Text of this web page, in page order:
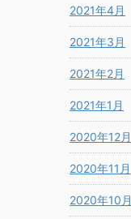
2021年4月
2021年3月
2021年2月
2021年1月
2020年12月
2020年11月
2020年10月